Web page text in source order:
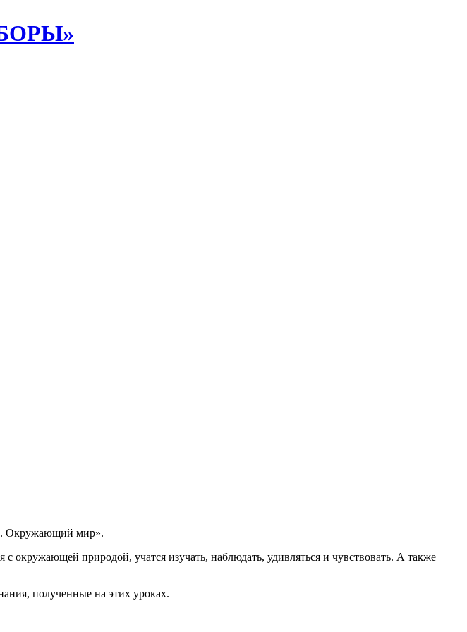
Окружающий мир».
природой, учатся изучать, наблюдать, удивляться и чувствовать. А также
полученные на этих уроках.